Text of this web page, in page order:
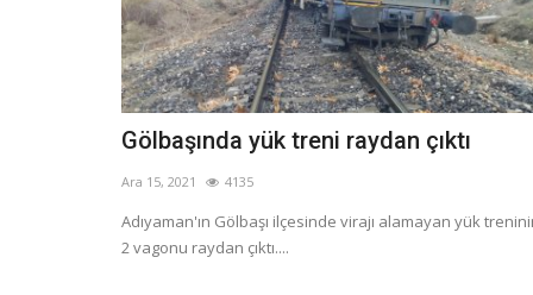
Gölbaşında yük treni raydan çıktı
Ara 15, 2021 4135
Adıyaman'ın Gölbaşı ilçesinde virajı alamayan yük
2 vagonu raydan çıktı....